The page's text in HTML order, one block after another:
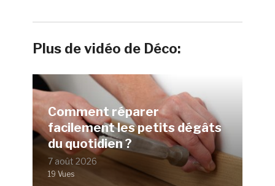
Plus de vidéo de Déco:
Comment réparer
facilement les petits dégâts
du quotidien ?
7 août 2026
19 Vues